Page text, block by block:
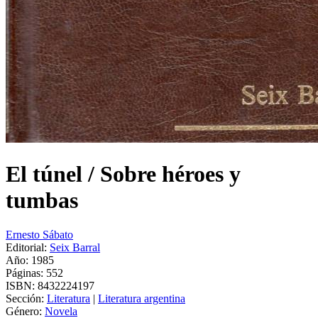
El túnel / Sobre héroes y
tumbas
Ernesto Sábato
Editorial: Seix Barral
Año: 1985
Páginas: 552
ISBN: 8432224197
Sección: Literatura | Literatura argentina
Género: Novela